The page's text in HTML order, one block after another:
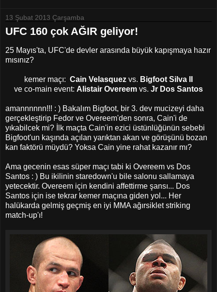
13 Şubat 2013 Çarşamba
UFC 160 çok AĞIR geliyor!
25 Mayıs'ta, UFC'de devler arasında büyük kapışmaya hazır
mısınız?
kemer maçı: Cain Velasquez vs. Bigfoot Silva II
ve co-main event: Alistair Overeem vs. Jr Dos Santos
amannnnnn!!! : ) Bakalım Bigfoot, bir 3. dev mucizeyi daha
gerçekleştirip Fedor ve Overeem'den sonra, Cain'i de
yıkabilcek mi? İlk maçta Cain'in ezici üstünlüğünün sebebi
Bigfoot'un kaşında açılan yarıktan akan ve görüşünü bozan
kan faktörü müydü? Yoksa Cain yine rahat kazanır mı?
Ama gecenin esas süper maçı tabi ki Overeem vs Dos
Santos : ) Bu ikilinin staredown'u bile salonu sallamaya
yetecektir. Overeem için kendini affettirme şansı... Dos
Santos için ise tekrar kemer maçına giden yol... Her
halükarda gelmiş geçmiş en iyi MMA ağırsiklet striking
match-up'ı!